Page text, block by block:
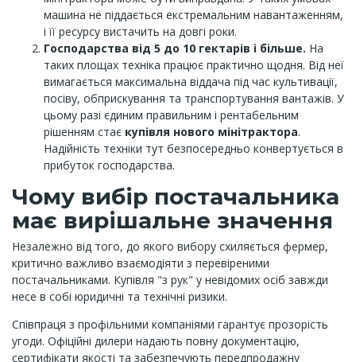
машина не піддається екстремальним навантаженням,
і її ресурсу вистачить на довгі роки.
Господарства від 5 до 10 гектарів і більше. На
таких площах техніка працює практично щодня. Від неї
вимагається максимальна віддача під час культивації,
посіву, обприскування та транспортування вантажів. У
цьому разі єдиним правильним і рентабельним
рішенням стає купівля нового мінітрактора.
Надійність техніки тут безпосередньо конвертується в
прибуток господарства.
Чому вибір постачальника
має вирішальне значення
Незалежно від того, до якого вибору схиляється фермер,
критично важливо взаємодіяти з перевіреними
постачальниками. Купівля "з рук" у невідомих осіб завжди
несе в собі юридичні та технічні ризики.
Співпраця з профільними компаніями гарантує прозорість
угоди. Офіційні дилери надають повну документацію,
сертифікати якості та забезпечують передпродажну